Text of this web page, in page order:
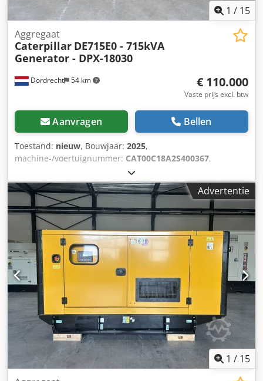
1 / 15
Dordrecht 54 km
Aggregaat
Caterpillar DE715E0 - 715kVA
Generator - DPX-18030
€ 110.000
Vaste prijs excl. btw
Aanvragen Bellen
Toestand: nieuw, Bouwjaar: 2025,
machine-/voertuignummer: CAT00C18A2S400367,
, motorfabrikant:
Toepassing: Bouw Leeggewicht: 5.952 kg
Generatorvermogen: 715 kVA Afmetingen laadruimte: 532 x
192 x 229 cm CE-markering: ja Dodsy Ttpfjpfx Acrokr
Watertankinhoud: 1082 l Neem contact op met het DPX-
team voor meer informatie. = Verdere opties en
toebehoren = - Accu - Bedieningspaneel - Stalen dak -
Tankwagen
Advertentie
1 / 15